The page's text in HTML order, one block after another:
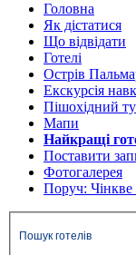
Головна
Як дістатися
Що відвідати
Готелі
Острів
Екскурсія
Пішохідний
Мапи
Найкращі
Поставити
Фотогалерея
Поруч: Чінкве
Пошук готелів